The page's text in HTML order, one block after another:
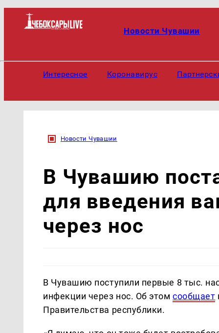
Новости Чувашии
Интересное Коронавирус
Новости Чувашии
В Чувашию
для введения
через нос
В Чувашию поступили первые 8 тыс.
инфекции через нос. Об этомсообщает
Правительства республики.